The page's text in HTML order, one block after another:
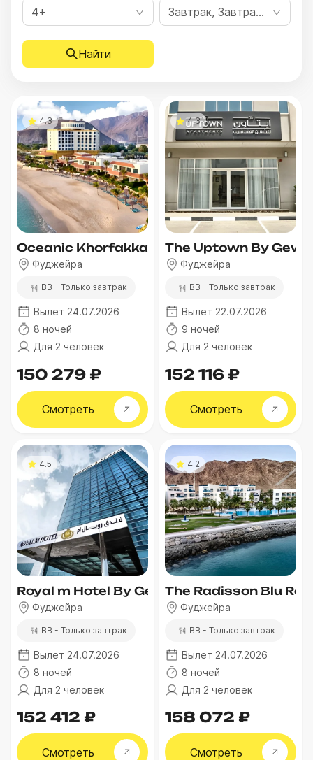
4+ Завтрак, Завтрак, ужин, Полный пансион, Все включено, Ультра все включено
Найти
4.3
Oceanic Khorfakkan Resort & Spa
Фуджейра
BB - Только завтрак
Вылет 24.07.2026
8 ночей
Для 2 человек
150 279 ₽
Смотреть
4.3
The Uptown By
Фуджейра
BB - Только завтрак
Вылет 22.07.2026
9 ночей
Для 2 человек
152 116 ₽
Смотреть
4.5
Royal m Hotel By Gewan Fujairah
Фуджейра
BB - Только завтрак
Вылет 24.07.2026
8 ночей
Для 2 человек
152 412 ₽
Смотреть
4.2
The Radisson Blu
Фуджейра
BB - Только завтрак
Вылет 24.07.2026
8 ночей
Для 2 человек
158 072 ₽
Смотреть